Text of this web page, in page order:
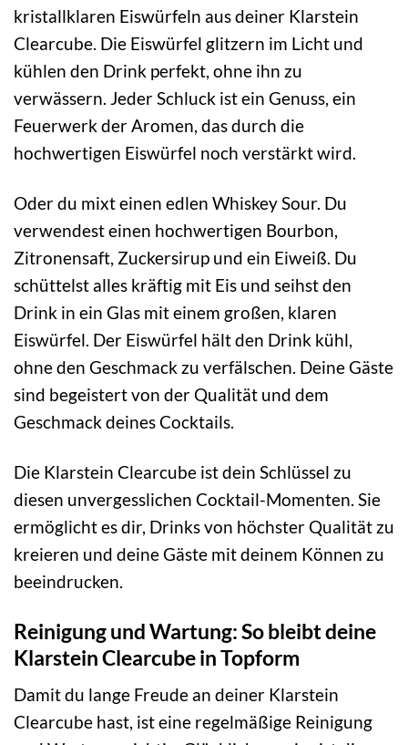
kristallklaren Eiswürfeln aus deiner Klarstein
Clearcube. Die Eiswürfel glitzern im Licht und
kühlen den Drink perfekt, ohne ihn zu
verwässern. Jeder Schluck ist ein Genuss, ein
Feuerwerk der Aromen, das durch die
hochwertigen Eiswürfel noch verstärkt wird.
Oder du mixt einen edlen Whiskey Sour. Du
verwendest einen hochwertigen Bourbon,
Zitronensaft, Zuckersirup und ein Eiweiß. Du
schüttelst alles kräftig mit Eis und seihst den
Drink in ein Glas mit einem großen, klaren
Eiswürfel. Der Eiswürfel hält den Drink kühl,
ohne den Geschmack zu verfälschen. Deine Gäste
sind begeistert von der Qualität und dem
Geschmack deines Cocktails.
Die Klarstein Clearcube ist dein Schlüssel zu
diesen unvergesslichen Cocktail-Momenten. Sie
ermöglicht es dir, Drinks von höchster Qualität zu
kreieren und deine Gäste mit deinem Können zu
beeindrucken.
Reinigung und Wartung: So bleibt deine
Klarstein Clearcube in Topform
Damit du lange Freude an deiner Klarstein
Clearcube hast, ist eine regelmäßige Reinigung